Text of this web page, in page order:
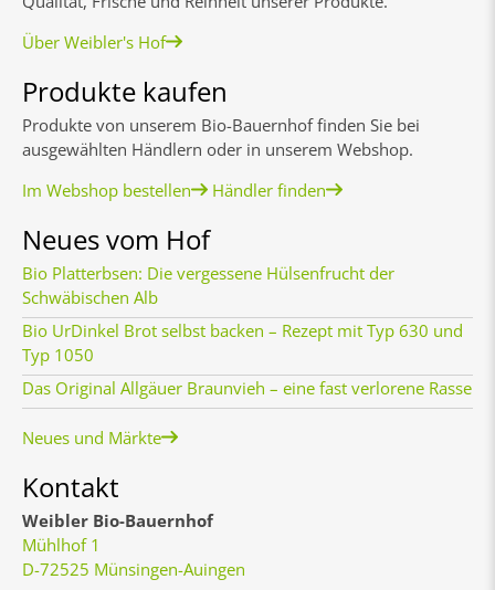
Über Weibler's Hof
Produkte kaufen
Produkte von unserem Bio-Bauernhof finden Sie bei
ausgewählten Händlern oder in unserem Webshop.
Im Webshop bestellen
Händler finden
Neues vom Hof
Bio Platterbsen: Die vergessene Hülsenfrucht der
Schwäbischen Alb
Bio UrDinkel Brot selbst backen – Rezept mit Typ 630 und
Typ 1050
Das Original Allgäuer Braunvieh – eine fast verlorene Rasse
Neues und Märkte
Kontakt
Weibler Bio-Bauernhof
Mühlhof 1
D-72525 Münsingen-Auingen